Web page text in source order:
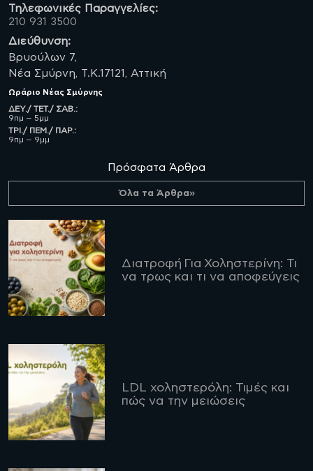
Τηλεφωνικές Παραγγελίες:
210 931 3500
Διεύθυνση:
Βρυούλων 7,
Νέα Σμύρνη, Τ.Κ.17121, Αττική
Ωράριο Νέας Σμύρνης
ΔΕΥ./ ΤΕΤ./ ΣΑΒ.:
9πμ – 5μμ
ΤΡΙ./ ΠΕΜ./ ΠΑΡ.:
9πμ – 9μμ
Πρόσφατα Άρθρα
Όλα τα Άρθρα»
Διατροφή Για Χοληστερίνη: Τι
να τρως και τι να αποφεύγεις
LDL χοληστερόλη: Τιμές και
πώς να την μειώσεις